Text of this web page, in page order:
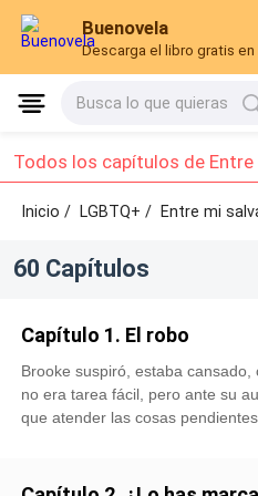
Buenovela
Descarga el libro gratis en
Busca lo que quieras
Inicio / LGBTQ+/Entre mi
60 Capítulos
Capítulo 1. El robo
Brooke suspiró, estaba
no era tarea fácil, pero ante su
que atender las cosas
acumulara a su regreso. Así
Brooke levantó la mirada de los